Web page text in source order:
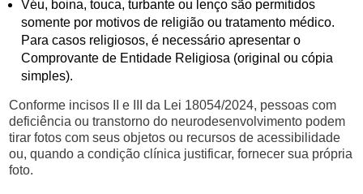
Véu, boina, touca, turbante ou lenço são permitidos
somente por motivos de religião ou tratamento médico.
Para casos religiosos, é necessário apresentar o
Comprovante de Entidade Religiosa (original ou cópia
simples).
Conforme incisos II e III da Lei 18054/2024, pessoas com
deficiência ou transtorno do neurodesenvolvimento podem
tirar fotos com seus objetos ou recursos de acessibilidade
ou, quando a condição clínica justificar, fornecer sua própria
foto.